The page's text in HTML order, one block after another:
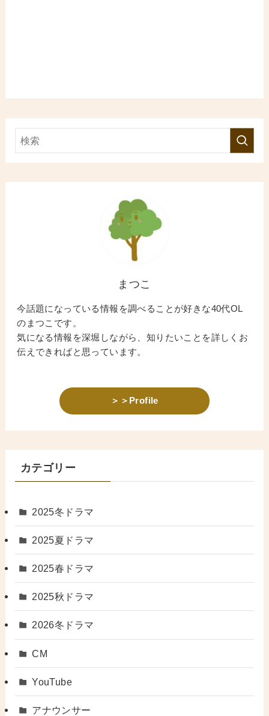
まつこ
今話題になっている情報を調べることが好きな40代OL
のまつこです。
気になる情報を深堀しながら、知りたいことを詳しくお
伝えできればと思っています。
＞＞Profile
カテゴリー
2025冬ドラマ
2025夏ドラマ
2025春ドラマ
2025秋ドラマ
2026冬ドラマ
CM
YouTube
アナウンサー